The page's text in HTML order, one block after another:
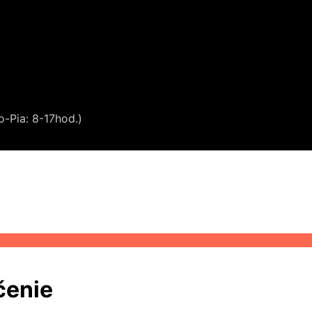
Pia: 8-17hod.)